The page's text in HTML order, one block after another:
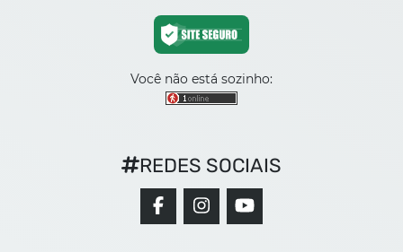
Você não está sozinho:
REDES SOCIAIS